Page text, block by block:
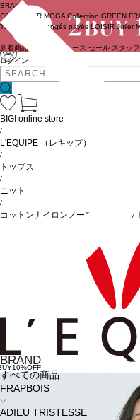
ログイン
BRAND
COUTURIER MOGA Collection GREEN
TRISTESSE
congés payés LOISIR Julier
新着商品 ニュース セール スタッフ
BRAND
すべての商品
FRAPBOIS
ADIEU TRISTESSE
BIGI online store
/
L'EQUIPE （レキップ）
/
トップス
/
ニット
/
コットンナイロンノースリーブニッ